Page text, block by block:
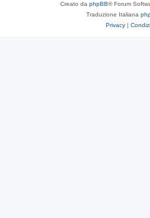
Creato da phpBB® Forum
Traduzione Italiana
Privacy |